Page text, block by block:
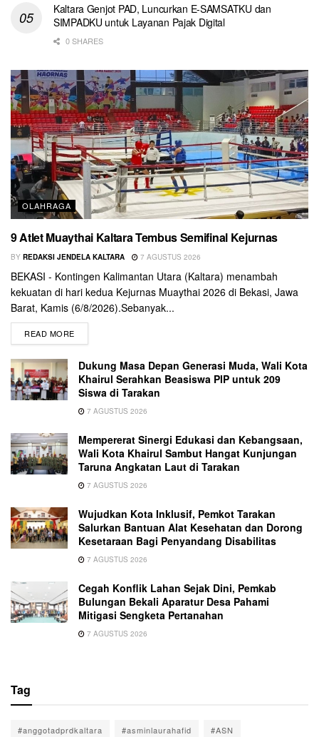
Kaltara Genjot PAD, Luncurkan E-SAMSATKU dan
SIMPADKU untuk Layanan Pajak Digital
0 SHARES
OLAHRAGA
9 Atlet Muaythai Kaltara Tembus Semifinal Kejurnas
BY REDAKSI JENDELA KALTARA 7 AGUSTUS 2026
BEKASI - Kontingen Kalimantan Utara (Kaltara) menambah
kekuatan di hari kedua Kejurnas Muaythai 2026 di Bekasi, Jawa
Barat, Kamis (6/8/2026).Sebanyak...
READ MORE
Dukung Masa Depan Generasi Muda, Wali Kota
Khairul Serahkan Beasiswa PIP untuk 209
Siswa di Tarakan
7 AGUSTUS 2026
Mempererat Sinergi Edukasi dan Kebangsaan,
Wali Kota Khairul Sambut Hangat Kunjungan
Taruna Angkatan Laut di Tarakan
7 AGUSTUS 2026
Wujudkan Kota Inklusif, Pemkot Tarakan
Salurkan Bantuan Alat Kesehatan dan Dorong
Kesetaraan Bagi Penyandang Disabilitas
7 AGUSTUS 2026
Cegah Konflik Lahan Sejak Dini, Pemkab
Bulungan Bekali Aparatur Desa Pahami
Mitigasi Sengketa Pertanahan
7 AGUSTUS 2026
Tag
#anggotadprdkaltara #asminlaurahafid #ASN